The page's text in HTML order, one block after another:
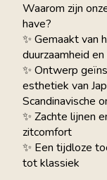
Waarom zijn
have?
✨ Gemaakt van
duurzaamheid
✨ Ontwerp
esthetiek van
Scandinavische
✨ Zachte lijnen
zitcomfort
✨ Een tijdloze
tot klassiek